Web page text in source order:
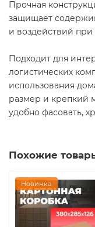
Прочная
защищает
и воздействий при
Подходит для
логистических
использования
размер и крепкий
удобно фасовать,
Похожие
Новинка